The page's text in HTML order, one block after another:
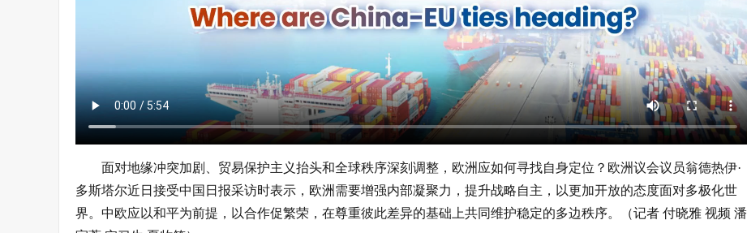
面对地缘冲突加剧、贸易保护主义抬头和全球秩序深刻调整，欧洲应如何寻找自身定位？欧洲议会议员翁德热伊·
多斯塔尔近日接受中国日报采访时表示，欧洲需要增强内部凝聚力，提升战略自主，以更加开放的态度面对多极化世
界。中欧应以和平为前提，以合作促繁荣，在尊重彼此差异的基础上共同维护稳定的多边秩序。（记者 付晓雅 视频 潘